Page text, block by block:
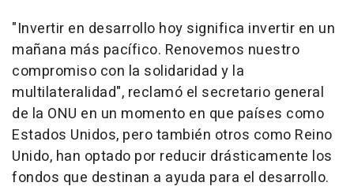
"Invertir en desarrollo hoy significa invertir en un
mañana más pacífico. Renovemos nuestro
compromiso con la solidaridad y la
multilateralidad", reclamó el secretario general
de la ONU en un momento en que países como
Estados Unidos, pero también otros como Reino
Unido, han optado por reducir drásticamente los
fondos que destinan a ayuda para el desarrollo.